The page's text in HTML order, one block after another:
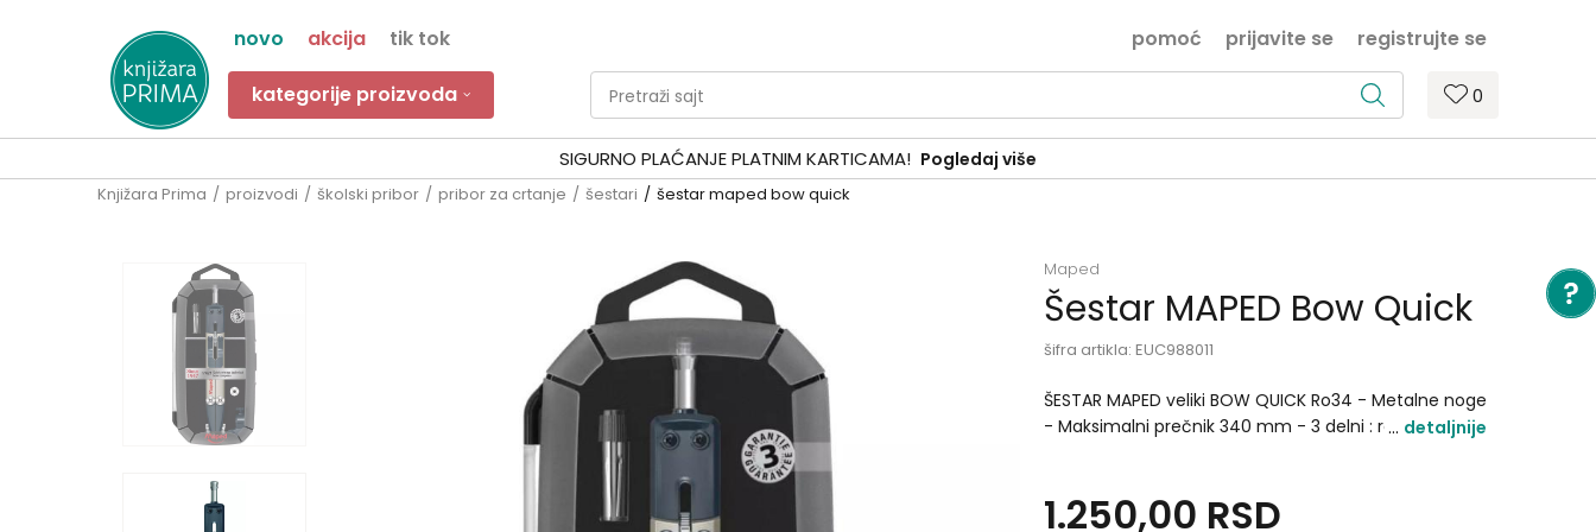
novo akcija tik tok prijavite se registrujte se
pomoć
kategorije proizvoda 0
Pretraži sajt
SIGURNO PLAĆANJE PLATNIM KARTICAMA! Pogledaj više
Knjižara Prima proizvodi školski pribor pribor za crtanje šestari šestar maped bow quick
Maped
Šestar MAPED Bow Quick
šifra artikla: EUC988011
ŠESTAR MAPED veliki BOW QUICK Ro34 - Metalne noge
- Maksimalni prečnik 340 mm - 3 delni : rezervna
podesavanje - Pakovanje: 15/60.
detaljnije
1.250,00 RSD